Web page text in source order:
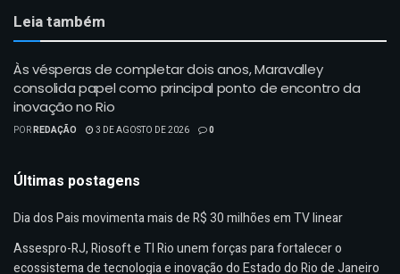
Leia também
Às vésperas de completar dois anos, Maravalley
consolida papel como principal ponto de encontro da
inovação no Rio
PORREDAÇÃO 3 DE AGOSTO DE 2026 0
Últimas postagens
Dia dos Pais movimenta mais de R$ 30 milhões em TV linear
Assespro-RJ, Riosoft e TI Rio unem forças para fortalecer o
ecossistema de tecnologia e inovação do Estado do Rio de Janeiro